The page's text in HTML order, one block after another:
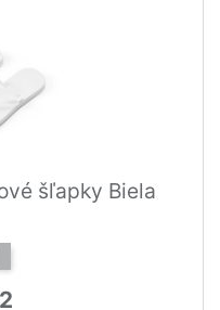
šľapky Biela